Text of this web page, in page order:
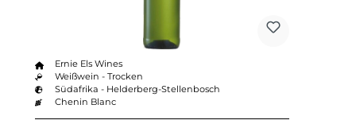
Ernie Els Wines
Weißwein - Trocken
Südafrika - Helderberg-Stellenbosch
Chenin Blanc